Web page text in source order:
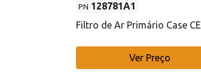
PN 128781A1
Filtro de Ar Primário Case CE
Ver Preço